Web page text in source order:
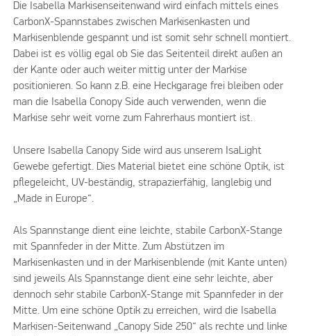
Die Isabella Markisenseitenwand wird einfach mittels eines
CarbonX-Spannstabes zwischen Markisenkasten und
Markisenblende gespannt und ist somit sehr schnell montiert.
Dabei ist es völlig egal ob Sie das Seitenteil direkt außen an
der Kante oder auch weiter mittig unter der Markise
positionieren. So kann z.B. eine Heckgarage frei bleiben oder
man die Isabella Conopy Side auch verwenden, wenn die
Markise sehr weit vorne zum Fahrerhaus montiert ist.
Unsere Isabella Canopy Side wird aus unserem IsaLight
Gewebe gefertigt. Dies Material bietet eine schöne Optik, ist
pflegeleicht, UV-beständig, strapazierfähig, langlebig und
„Made in Europe“.
Als Spannstange dient eine leichte, stabile CarbonX-Stange
mit Spannfeder in der Mitte. Zum Abstützen im
Markisenkasten und in der Markisenblende (mit Kante unten)
sind jeweils Als Spannstange dient eine sehr leichte, aber
dennoch sehr stabile CarbonX-Stange mit Spannfeder in der
Mitte. Um eine schöne Optik zu erreichen, wird die Isabella
Markisen-Seitenwand „Canopy Side 250“ als rechte und linke